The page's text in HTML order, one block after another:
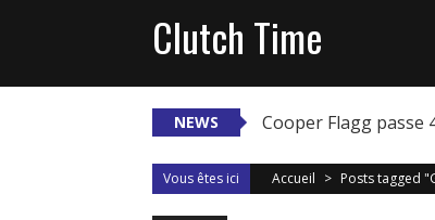
Clutch Time
NEWS Cooper Flagg passe
Vous êtes ici Accueil > Posts tagged